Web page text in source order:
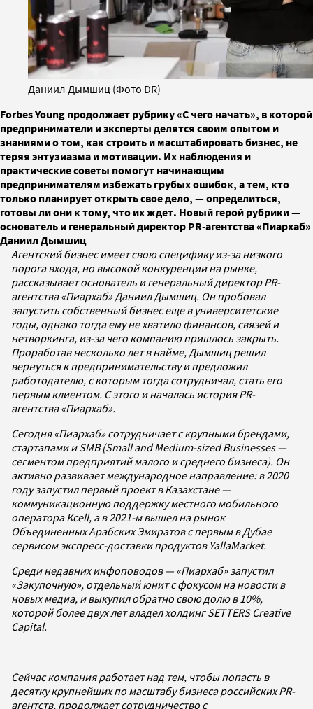
Даниил Дымшиц (Фото DR)
Forbes Young продолжает рубрику «С чего начать», в которой
предприниматели и эксперты делятся своим опытом и
знаниями о том, как строить и масштабировать бизнес, не
теряя энтузиазма и мотивации. Их наблюдения и
практические советы помогут начинающим
предпринимателям избежать грубых ошибок, а тем, кто
только планирует открыть свое дело, — определиться,
готовы ли они к тому, что их ждет. Новый герой рубрики —
основатель и генеральный директор PR-агентства «Пиархаб»
Даниил Дымшиц
Агентский бизнес имеет свою специфику из-за низкого
порога входа, но высокой конкуренции на рынке,
рассказывает основатель и генеральный директор PR-
агентства «Пиархаб» Даниил Дымшиц. Он пробовал
запустить собственный бизнес еще в университетские
годы, однако тогда ему не хватило финансов, связей и
нетворкинга, из-за чего компанию пришлось закрыть.
Проработав несколько лет в найме, Дымшиц решил
вернуться к предпринимательству и предложил
работодателю, с которым тогда сотрудничал, стать его
первым клиентом. С этого и началась история PR-
агентства «Пиархаб».
Сегодня «Пиархаб» сотрудничает с крупными брендами,
стартапами и SMB (Small and Medium-sized Businesses —
сегментом предприятий малого и среднего бизнеса). Он
активно развивает международное направление: в 2020
году запустил первый проект в Казахстане —
коммуникационную поддержку местного мобильного
оператора Kcell, а в 2021-м вышел на рынок
Объединенных Арабских Эмиратов с первым в Дубае
сервисом экспресс-доставки продуктов YallaMarket.
Среди недавних инфоповодов — «Пиархаб» запустил
«Закупочную», отдельный юнит с фокусом на новости в
новых медиа, и выкупил обратно свою долю в 10%,
которой более двух лет владел холдинг SETTERS Creative
Capital.
Сейчас компания работает над тем, чтобы попасть в
десятку крупнейших по масштабу бизнеса российских PR-
агентств, продолжает сотрудничество с